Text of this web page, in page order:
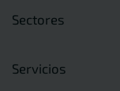
Sectores
Servicios